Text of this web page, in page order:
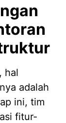
hal
adalah
ini, tim
fitur-